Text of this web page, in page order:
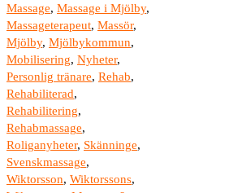
Massage, Massage i Mjölby,
Massageterapeut, Massör,
Mjölby, Mjölbykommun,
Mobilisering, Nyheter,
Personlig tränare, Rehab,
Rehabiliterad,
Rehabilitering,
Rehabmassage,
Roliganyheter, Skänninge,
Svenskmassage,
Wiktorsson, Wiktorssons,